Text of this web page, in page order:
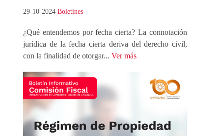
29-10-2024 Boletines
¿Qué entendemos por fecha cierta? La connotación
jurídica de la fecha cierta deriva del derecho civil,
con la finalidad de otorgar... Ver más